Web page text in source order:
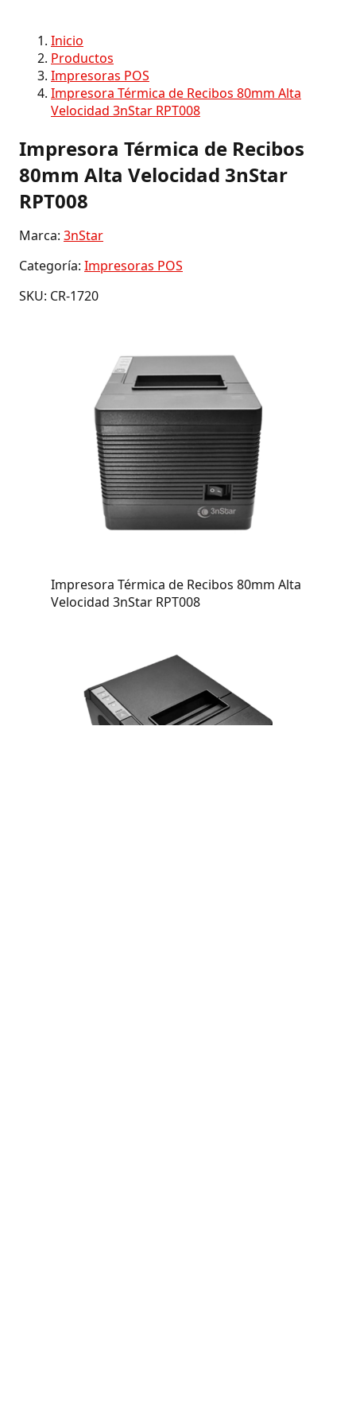
Inicio
Productos
Impresoras POS
Impresora Térmica de Recibos 80mm Alta
Velocidad 3nStar RPT008
Impresora Térmica de Recibos
80mm Alta Velocidad 3nStar
RPT008
Marca: 3nStar
Categoría: Impresoras POS
SKU: CR-1720
Impresora Térmica de Recibos 80mm Alta
Velocidad 3nStar RPT008